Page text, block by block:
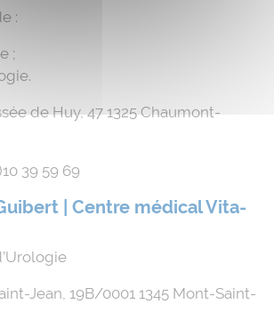
:
;
de Huy, 47 1325 Chaumont-
39 59 69
| Centre médical Vita-
Jean, 19B/0001 1345 Mont-Saint-